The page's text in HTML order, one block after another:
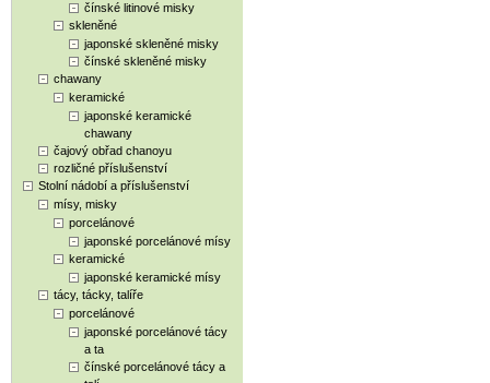
čínské litinové misky
skleněné
japonské skleněné misky
čínské skleněné misky
chawany
keramické
japonské keramické
chawany
čajový obřad chanoyu
rozličné příslušenství
Stolní nádobí a příslušenství
mísy, misky
porcelánové
japonské porcelánové mísy
keramické
japonské keramické mísy
tácy, tácky, talíře
porcelánové
japonské porcelánové tácy
a ta
čínské porcelánové tácy a